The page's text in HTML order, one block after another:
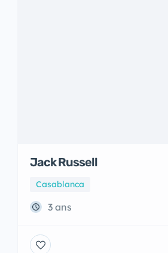
Jack Russell
Casablanca
3 ans